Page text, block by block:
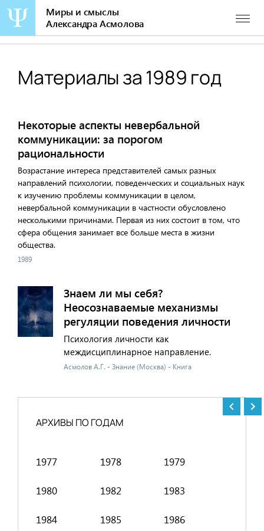
Перейти
содержанию
Миры и смыслы
Александра Асмолова
Материалы за 1989 год
Некоторые аспекты невербальной
коммуникации: за порогом
рациональности
Возрастание интереса представителей самых разных
направлений психологии, поведенческих и социальных наук
к изучению проблемы коммуникации в целом,
невербальной коммуникации в частности обусловлено
несколькими причинами. Первая из них состоит в том, что
сфера общения занимает все больше места в жизни
общества.
1989
Знаем ли мы себя?
Неосознаваемые механизмы
регуляции поведения личности
Психология личности как
междисциплинарное направление.
Асмолов А.Г. - Знание (Москва) - Книга
АРХИВЫ ПО ГОДАМ
1977 1978 1979
1980 1982 1983
1984 1985 1986